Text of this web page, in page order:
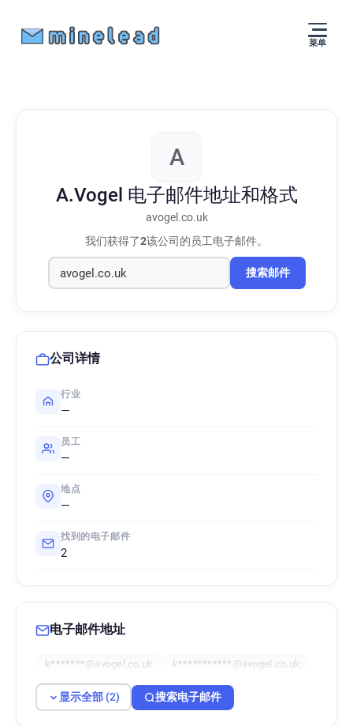
菜单
A
A.Vogel 电子邮件地址和格式
avogel.co.uk
我们获得了2该公司的员工电子邮件。
搜索邮件
公司详情
行业
—
员工
—
地点
—
找到的电子邮件
2
电子邮件地址
k*******@avogel.co.uk k***********@avogel.co.uk
显示全部 (2) 搜索电子邮件